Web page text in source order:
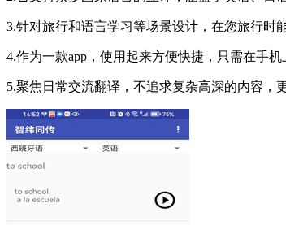
3.针对旅行和语言学习等场景设计，在您旅行时
4.作为一款app，使用起来方便快捷，只需在手
5.聚焦日常交流翻译，不追求复杂高深的内容，